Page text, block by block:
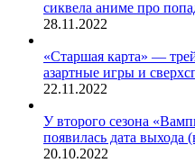
сиквела аниме про
28.11.2022
«Старшая карта» —
азартные игры и
22.11.2022
У второго сезона
появилась дата выхода
20.10.2022